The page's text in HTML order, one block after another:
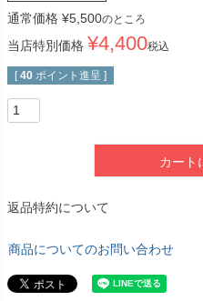
通常価格 ¥5,500のところ
当店特別価格 ¥4,400税込
[ 40 ポイント進呈 ]
カート
返品特約について
商品についてのお問い合わせ